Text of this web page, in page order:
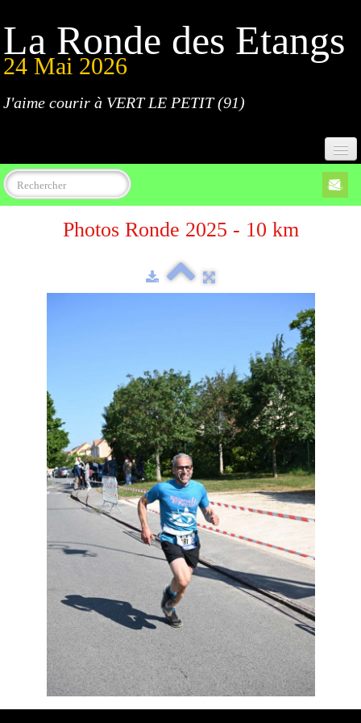
La Ronde des Etangs
24 Mai 2026
J'aime courir à VERT LE PETIT (91)
Accueil
Programme
Devenez bénévoles
Partenaires
Photos▼
Photos Ronde 2025 - 10 km